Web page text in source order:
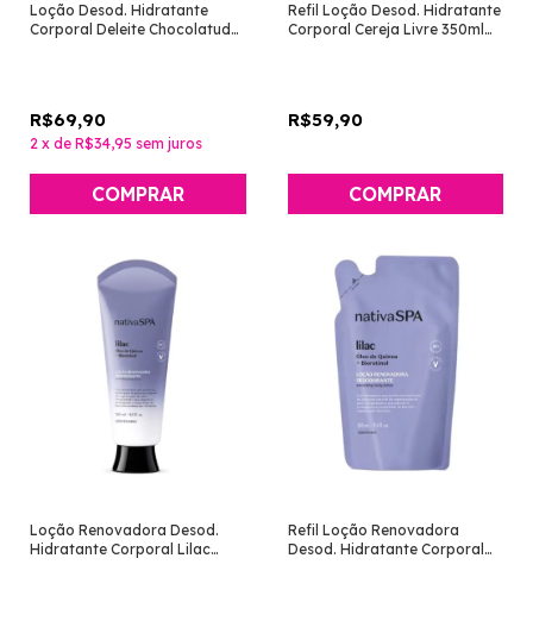
Loção Desod. Hidratante
Corporal Deleite Chocolatudo
R$69,90
2 x de R$34,95 sem juros
Refil Loção Desod. Hidratante
Corporal Cereja Livre 350ml
R$59,90
Loção Renovadora Desod.
Hidratante Corporal Lilac
Refil Loção Renovadora
Desod. Hidratante Corporal